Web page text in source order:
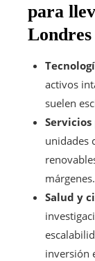
para
Londres
activos
suelen
unidades
márgenes.
Salud y
inversión